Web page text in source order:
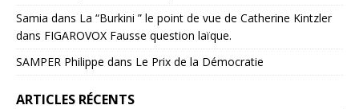
Samia dans La “Burkini ” le point de vue de Catherine Kintzler
dans FIGAROVOX Fausse question laïque.
SAMPER Philippe dans Le Prix de la Démocratie
ARTICLES RÉCENTS